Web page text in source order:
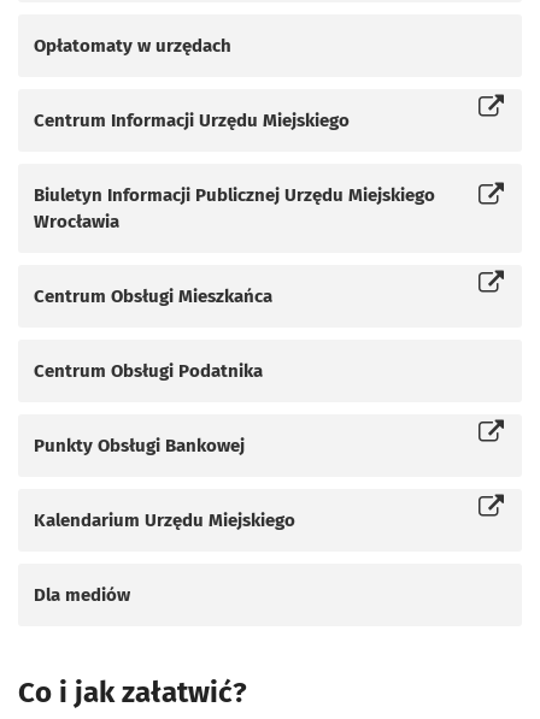
Opłatomaty w urzędach
Centrum Informacji Urzędu Miejskiego
Otworzy się w nowej karcie
Biuletyn Informacji Publicznej Urzędu Miejskiego
Wrocławia
Otworzy się w nowej karcie
Centrum Obsługi Mieszkańca
Otworzy się w nowej karcie
Centrum Obsługi Podatnika
Punkty Obsługi Bankowej
Otworzy się w nowej karcie
Kalendarium Urzędu Miejskiego
Otworzy się w nowej karcie
Dla mediów
Co i jak załatwić?